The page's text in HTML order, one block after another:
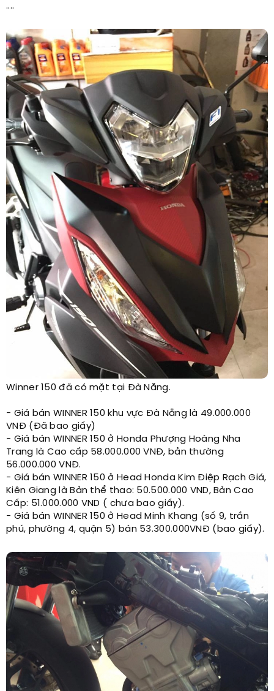
....
Winner 150 đã có mặt tại Đà Nẵng.​
- Giá bán WINNER 150 khu vực Đà Nẵng là 49.000.000
VNĐ (Đã bao giấy)
- Giá bán WINNER 150 ở Honda Phượng Hoàng Nha
Trang là Cao cấp 58.000.000 VNĐ, bản thường
56.000.000 VNĐ.
- Giá bán WINNER 150 ở Head Honda Kim Điệp Rạch Giá,
Kiên Giang là Bản thể thao: 50.500.000 VND, Bản Cao
Cấp: 51.000.000 VND ( chưa bao giấy).
- Giá bán WINNER 150 ở Head Minh Khang (số 9, trần
phú, phường 4, quận 5) bán 53.300.000VNĐ (bao giấy).